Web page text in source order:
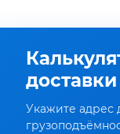
доставки
Укажите адрес